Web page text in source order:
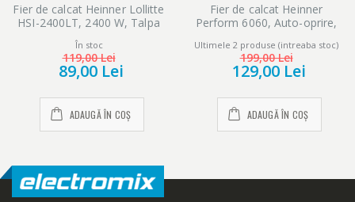
Rezervor de apa detasabil de 100 ml pentru umplere usoara
Aparatul manual cu abur din seria 3000 este potrivit pentru aburi
chiar si un set intreg fara umplere, datorita rezervorului de apa
detasabil de 100 ml. Rezervorul de apa al vaporului poate fi
Fier de calcat Heinner Lollitte
HSI-2400LT, 2400 W, Talpa
ceramica, Albastru
În stoc
119,00 Lei
89,00 Lei
ADAUGĂ ÎN COȘ
Fier de calcat Heinner
Perform 6060, Auto-oprire,
Negru/verde
Ultimele 2 produse (intreaba stoc)
199,00 Lei
129,00 Lei
ADAUGĂ ÎN COȘ